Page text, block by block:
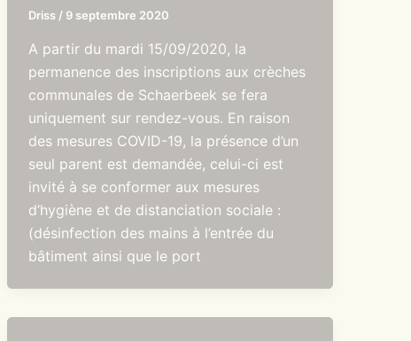
Driss / 9 septembre 2020
A partir du mardi 15/09/2020, la
permanence des inscriptions aux crèches
communales de Schaerbeek se fera
uniquement sur rendez-vous. En raison
des mesures COVID-19, la présence d’un
seul parent est demandée, celui-ci est
invité à se conformer aux mesures
d’hygiène et de distanciation sociale :
(désinfection des mains à l’entrée du
bâtiment ainsi que le port